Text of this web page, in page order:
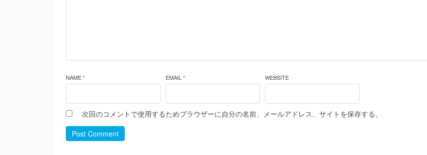
NAME * EMAIL * WEBSITE
次回のコメントで使用するためブラウザーに自分の名前、メールアドレス、サイトを保存する。
Post Comment